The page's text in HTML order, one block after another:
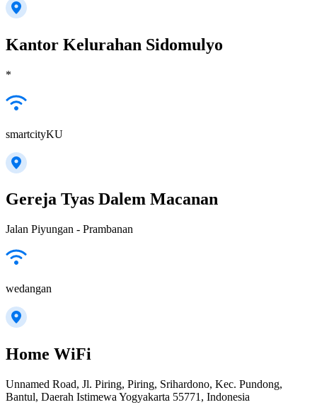
Kantor Kelurahan Sidomulyo
*
smartcityKU
Gereja Tyas Dalem Macanan
Jalan Piyungan - Prambanan
wedangan
Home WiFi
Unnamed Road, Jl. Piring, Piring, Srihardono, Kec. Pundong,
Bantul, Daerah Istimewa Yogyakarta 55771, Indonesia